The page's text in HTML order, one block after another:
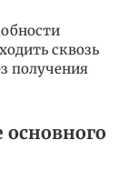
сквозь
получения